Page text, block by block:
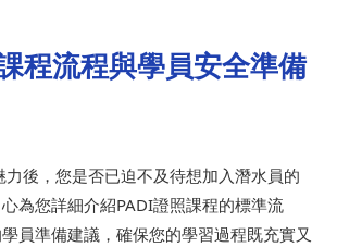
程流程與學員安全準備
力後，您是否已迫不及待想加入潛水員的
為您詳細介紹PADI證照課程的標準流
員準備建議，確保您的學習過程既充實又